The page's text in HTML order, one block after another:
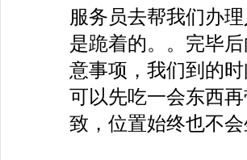
服务员去帮我们办
是跪着的。。完毕
意事项，我们到的
可以先吃一会东西
致，位置始终也不